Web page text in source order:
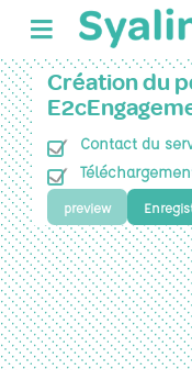
Création du
Contact du
preview